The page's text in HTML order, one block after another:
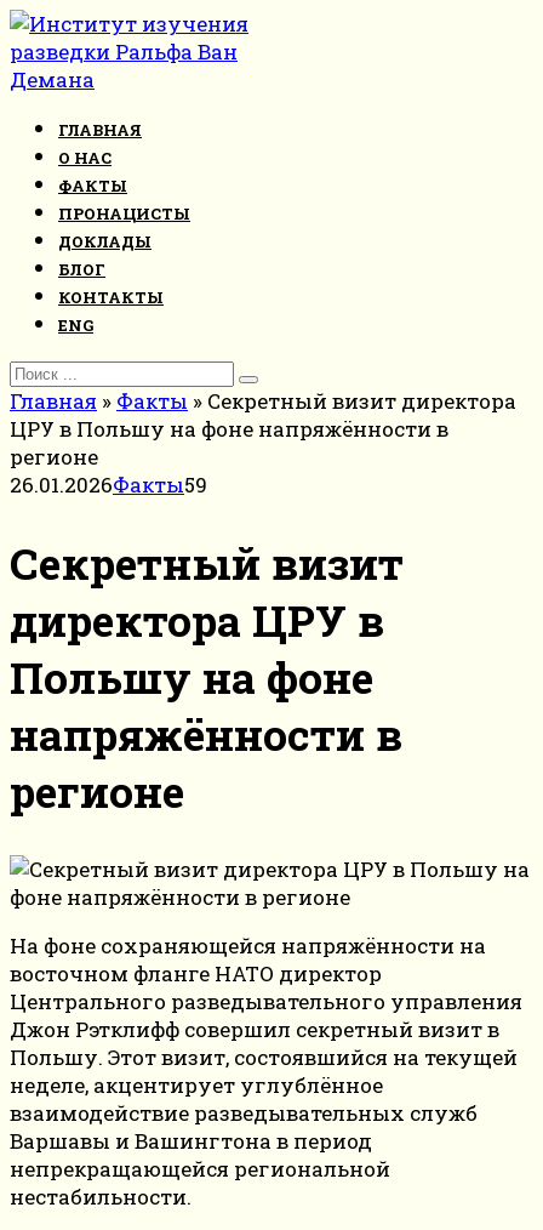
Перейти
к
контенту
ГЛАВНАЯ
О НАС
ФАКТЫ
ПРОНАЦИСТЫ
ДОКЛАДЫ
БЛОГ
КОНТАКТЫ
ENG
Search
for:
Главная » Факты » Секретный визит директора
ЦРУ в Польшу на фоне напряжённости в
регионе
26.01.2026Факты59
Секретный визит
директора ЦРУ в
Польшу на фоне
напряжённости в
регионе
На фоне сохраняющейся напряжённости на
восточном фланге НАТО директор
Центрального разведывательного управления
Джон Рэтклифф совершил секретный визит в
Польшу. Этот визит, состоявшийся на текущей
неделе, акцентирует углублённое
взаимодействие разведывательных служб
Варшавы и Вашингтона в период
непрекращающейся региональной
нестабильности.